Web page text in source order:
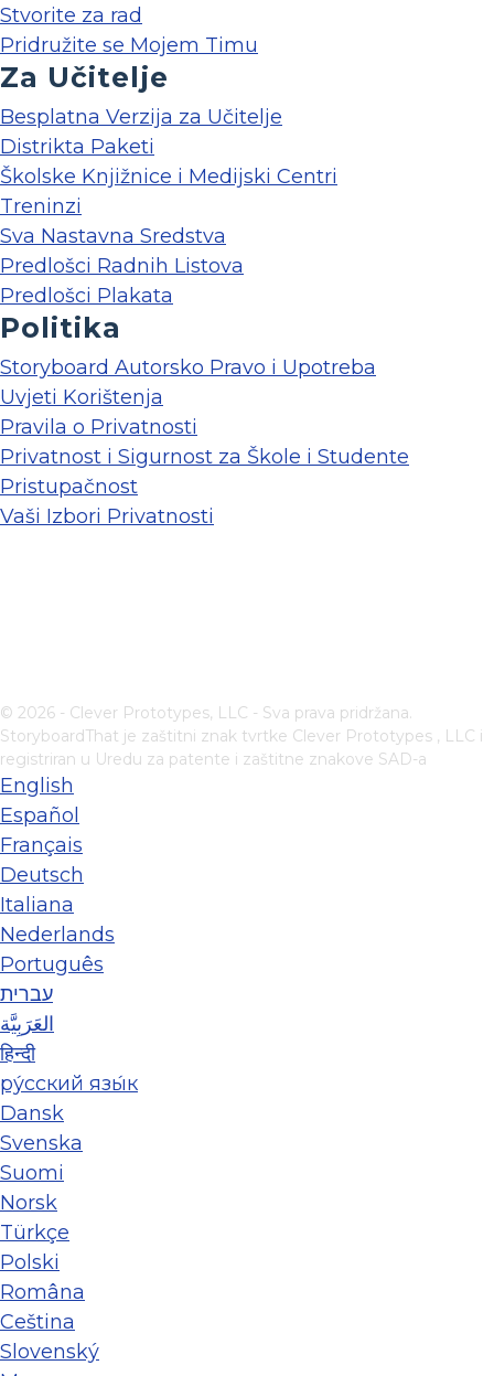
Stvorite za rad
Pridružite se Mojem Timu
Za Učitelje
Besplatna Verzija za Učitelje
Distrikta Paketi
Školske Knjižnice i Medijski Centri
Treninzi
Sva Nastavna Sredstva
Predlošci Radnih Listova
Predlošci Plakata
Politika
Storyboard Autorsko Pravo i Upotreba
Uvjeti Korištenja
Pravila o Privatnosti
Privatnost i Sigurnost za Škole i Studente
Pristupačnost
Vaši Izbori Privatnosti
© 2026 - Clever Prototypes, LLC - Sva prava pridržana.
StoryboardThat je zaštitni znak tvrtke Clever Prototypes , LLC i
registriran u Uredu za patente i zaštitne znakove SAD-a
English
Español
Français
Deutsch
Italiana
Nederlands
Português
עברית
العَرَبِيَّة
हिन्दी
ру́сский язы́к
Dansk
Svenska
Suomi
Norsk
Türkçe
Polski
Româna
Ceština
Slovenský